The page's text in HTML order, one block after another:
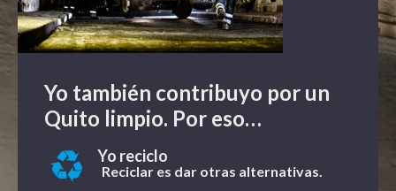
Yo también contribuyo por un
Quito limpio. Por eso…
Yo reciclo
Reciclar es dar otras alternativas.